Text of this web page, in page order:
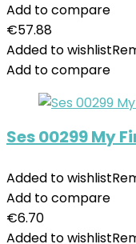
Add to compare
€57.88
Added to wishlist
Add to compare
Ses 00299 My
Added to wishlist
Add to compare
€6.70
Added to wishlist